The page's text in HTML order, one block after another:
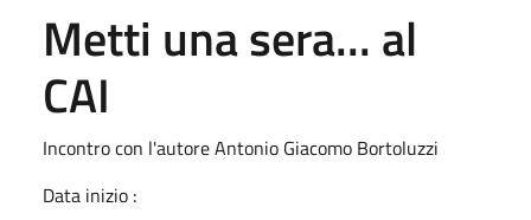
Metti una sera... al
CAI
Incontro con l'autore Antonio Giacomo Bortoluzzi
Data inizio :